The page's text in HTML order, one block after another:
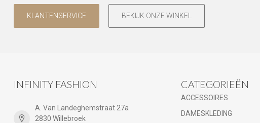
KLANTENSERVICE BEKIJK ONZE WINKEL
INFINITY FASHION
A. Van Landeghemstraat 27a
2830 Willebroek
CATEGORIEËN
ACCESSOIRES
DAMESKLEDING